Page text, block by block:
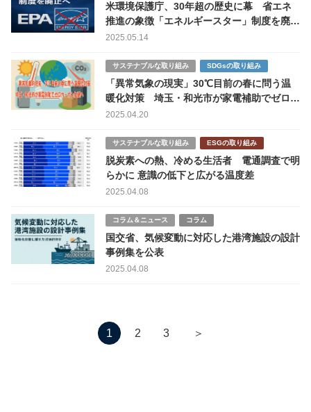
米環境保護庁、30年超の歴史に幕 省エネ
推進の象徴「エネルギースター」制度を廃止
へ
2025.05.14
サステナブルな取り組み SDGsの取り組み
「異常気象の現実」30℃目前の春に問う温
暖化対策 埼玉・和光市が家電補助でゼロカ
ーボン加速へ
2025.04.20
サステナブルな取り組み ESGの取り組み
脱炭素への熱、冷める生活者 電通調査で明
らかに 意識の低下と広がる温度差
2025.04.08
コラム＆ニュース コラム
国交省、気候変動に対応した港湾施設の設計
事例集を公表
2025.04.08
1 2 3 ＞